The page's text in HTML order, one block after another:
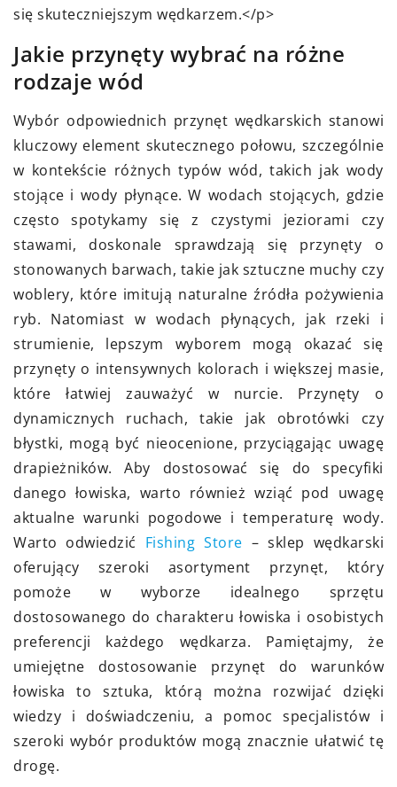
się skuteczniejszym wędkarzem.</p>
Jakie przynęty wybrać na różne
rodzaje wód
Wybór odpowiednich przynęt wędkarskich stanowi
kluczowy element skutecznego połowu, szczególnie
w kontekście różnych typów wód, takich jak wody
stojące i wody płynące. W wodach stojących, gdzie
często spotykamy się z czystymi jeziorami czy
stawami, doskonale sprawdzają się przynęty o
stonowanych barwach, takie jak sztuczne muchy czy
woblery, które imitują naturalne źródła pożywienia
ryb. Natomiast w wodach płynących, jak rzeki i
strumienie, lepszym wyborem mogą okazać się
przynęty o intensywnych kolorach i większej masie,
które łatwiej zauważyć w nurcie. Przynęty o
dynamicznych ruchach, takie jak obrotówki czy
błystki, mogą być nieocenione, przyciągając uwagę
drapieżników. Aby dostosować się do specyfiki
danego łowiska, warto również wziąć pod uwagę
aktualne warunki pogodowe i temperaturę wody.
Warto odwiedzić Fishing Store – sklep wędkarski
oferujący szeroki asortyment przynęt, który
pomoże w wyborze idealnego sprzętu
dostosowanego do charakteru łowiska i osobistych
preferencji każdego wędkarza. Pamiętajmy, że
umiejętne dostosowanie przynęt do warunków
łowiska to sztuka, którą można rozwijać dzięki
wiedzy i doświadczeniu, a pomoc specjalistów i
szeroki wybór produktów mogą znacznie ułatwić tę
drogę.